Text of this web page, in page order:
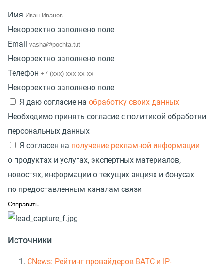
Имя
Некорректно заполнено поле
Email
Некорректно заполнено поле
Телефон
Некорректно заполнено поле
Я даю согласие на обработку своих данных
Необходимо принять согласие с политикой обработки
персональных данных
Я согласен на получение рекламной информации
о продуктах и услугах, экспертных материалов,
новостях, информации о текущих акциях и бонусах
по предоставленным каналам связи
Источники
CNews: Рейтинг провайдеров ВАТС и IP-